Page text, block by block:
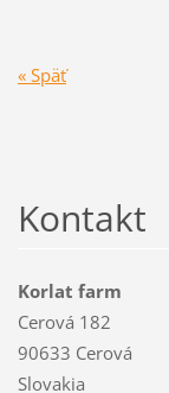
« Späť
Kontakt
Korlat farm
Cerová 182
90633 Cerová
Slovakia